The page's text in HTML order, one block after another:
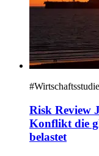
#
Risk Review
Konflikt die
belastet